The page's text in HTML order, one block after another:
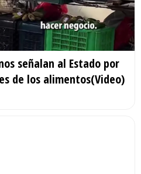
señalan al Estado por
de los alimentos(Video)